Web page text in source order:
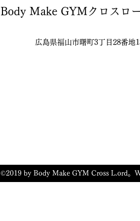
う 1. 福山パーソナルジムの魅力
Body Make GYMクロスロ
広島県福山市曙町3丁目28番地
©2019 by Body Make GYM Cross L.ord。